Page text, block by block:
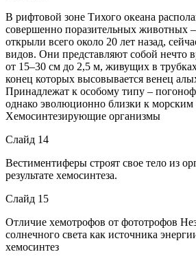
В рифтовой зоне Тихого океана
совершенно поразительных животных
открыли всего около 20 лет назад,
видов. Они представляют собой нечто
от 15–30 см до 2,5 м, живущих в
конец которых высовывается венец
Принадлежат к особому типу –
однако эволюционно близки к морским
Хемосинтезирующие организмы
Слайд 14
Вестиментиферы строят свое тело из
результате хемосинтеза.
Слайд 15
Отличие хемотрофов от фототрофов
солнечного света как источника
хемосинтез